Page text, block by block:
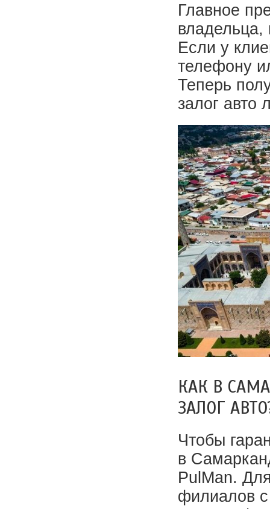
Главное
владельца,
Если у
телефону
Теперь
залог авто
КАК В
ЗАЛОГ
Чтобы
в
PulMan.
филиалов